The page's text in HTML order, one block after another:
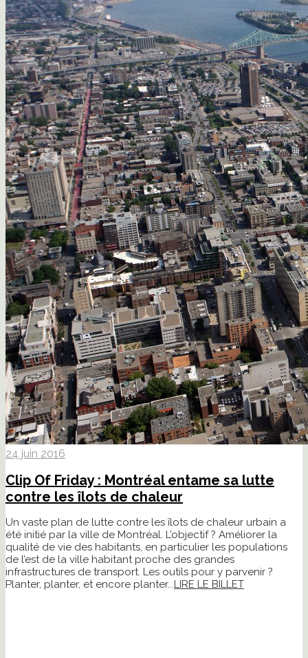
24 juin 2016
Clip Of Friday : Montréal entame sa lutte
contre les îlots de chaleur
Un vaste plan de lutte contre les îlots de chaleur urbain a
été initié par la ville de Montréal. L’objectif ? Améliorer la
qualité de vie des habitants, en particulier les populations
de l’est de la ville habitant proche des grandes
infrastructures de transport. Les outils pour y parvenir ?
Planter, planter, et encore planter...LIRE LE BILLET